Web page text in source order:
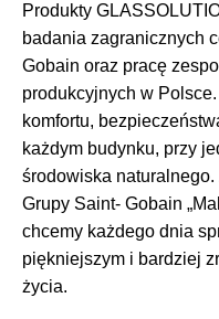
Produkty
badania zagranicznych
Gobain oraz pracę
produkcyjnych w
komfortu,
każdym budynku, przy
środowiska
Grupy Saint- Gobain
chcemy każdego dnia
piękniejszym i bardziej
życia.